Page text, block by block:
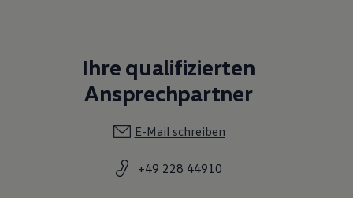
Ihre qualifizierten
Ansprechpartner
E-Mail schreiben
+49 228 44910